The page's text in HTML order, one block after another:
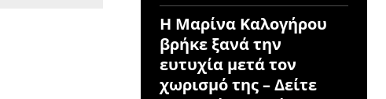
Η Μαρίνα Καλογήρου
βρήκε ξανά την
ευτυχία μετά τον
χωρισμό της – Δείτε